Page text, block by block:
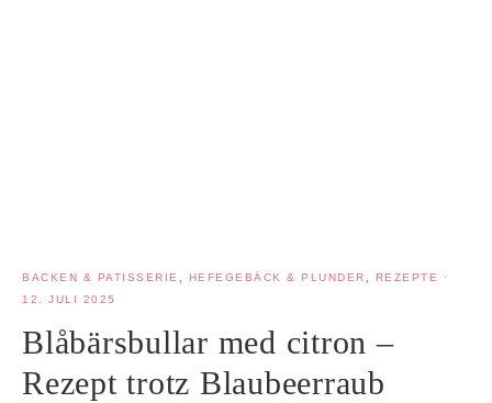
BACKEN & PATISSERIE, HEFEGEBÄCK & PLUNDER, REZEPTE ·
12. JULI 2025
Blåbärsbullar med citron –
Rezept trotz Blaubeerraub